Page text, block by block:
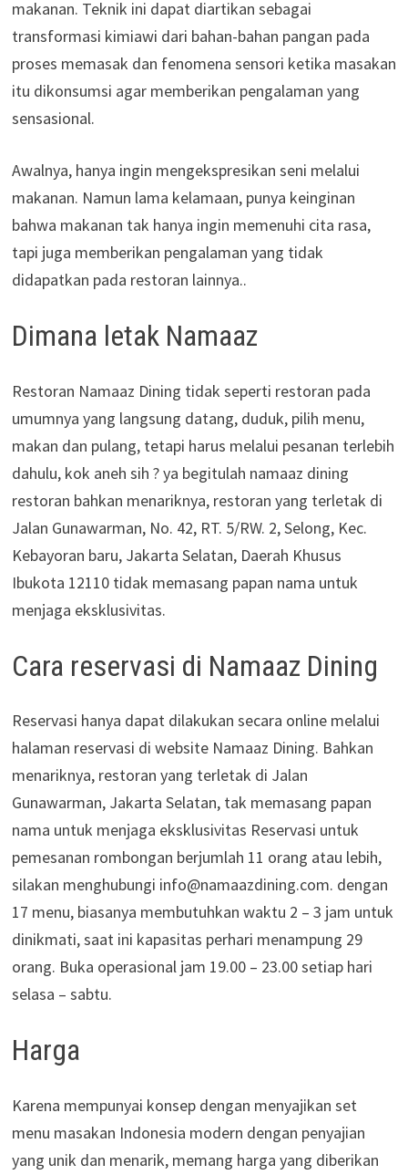
makanan. Teknik ini dapat diartikan sebagai
transformasi kimiawi dari bahan-bahan pangan pada
proses memasak dan fenomena sensori ketika masakan
itu dikonsumsi agar memberikan pengalaman yang
sensasional.
Awalnya, hanya ingin mengekspresikan seni melalui
makanan. Namun lama kelamaan, punya keinginan
bahwa makanan tak hanya ingin memenuhi cita rasa,
tapi juga memberikan pengalaman yang tidak
didapatkan pada restoran lainnya..
Dimana letak Namaaz
Restoran Namaaz Dining tidak seperti restoran pada
umumnya yang langsung datang, duduk, pilih menu,
makan dan pulang, tetapi harus melalui pesanan terlebih
dahulu, kok aneh sih ? ya begitulah namaaz dining
restoran bahkan menariknya, restoran yang terletak di
Jalan Gunawarman, No. 42, RT. 5/RW. 2, Selong, Kec.
Kebayoran baru, Jakarta Selatan, Daerah Khusus
Ibukota 12110 tidak memasang papan nama untuk
menjaga eksklusivitas.
Cara reservasi di Namaaz Dining
Reservasi hanya dapat dilakukan secara online melalui
halaman reservasi di website Namaaz Dining. Bahkan
menariknya, restoran yang terletak di Jalan
Gunawarman, Jakarta Selatan, tak memasang papan
nama untuk menjaga eksklusivitas Reservasi untuk
pemesanan rombongan berjumlah 11 orang atau lebih,
silakan menghubungi info@namaazdining.com. dengan
17 menu, biasanya membutuhkan waktu 2 – 3 jam untuk
dinikmati, saat ini kapasitas perhari menampung 29
orang. Buka operasional jam 19.00 – 23.00 setiap hari
selasa – sabtu.
Harga
Karena mempunyai konsep dengan menyajikan set
menu masakan Indonesia modern dengan penyajian
yang unik dan menarik, memang harga yang diberikan